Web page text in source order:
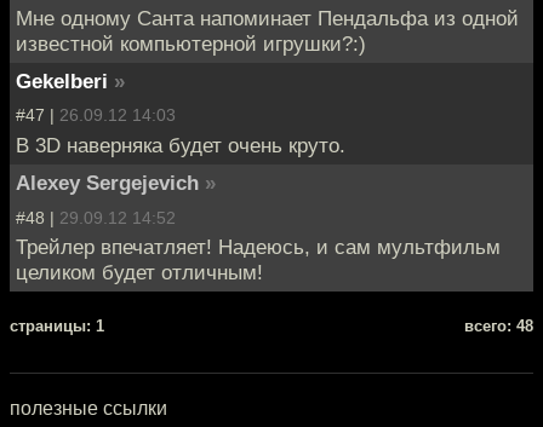
Мне одному Санта напоминает Пендальфа из одной
известной компьютерной игрушки?:)
Gekelberi »
#47 | 26.09.12 14:03
В 3D наверняка будет очень круто.
Alexey Sergejevich »
#48 | 29.09.12 14:52
Трейлер впечатляет! Надеюсь, и сам мультфильм
целиком будет отличным!
cтраницы: 1 всего: 48
полезные ссылки